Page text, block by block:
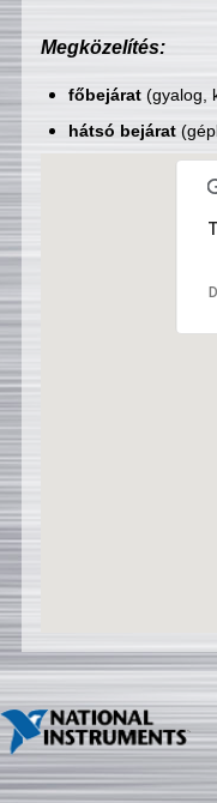
Megközelítés:
főbejárat(gyalog,
hátsó bejárat